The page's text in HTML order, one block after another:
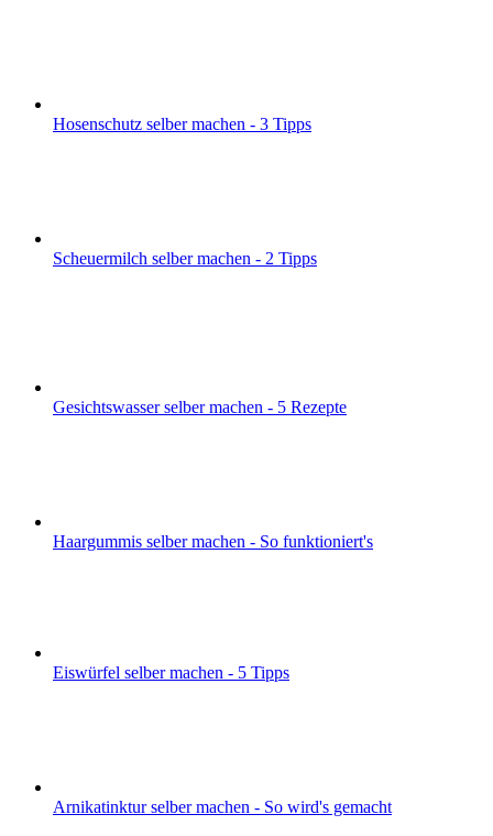
Hosenschutz selber machen - 3 Tipps
Scheuermilch selber machen - 2 Tipps
Gesichtswasser selber machen - 5 Rezepte
Haargummis selber machen - So funktioniert's
Eiswürfel selber machen - 5 Tipps
Arnikatinktur selber machen - So wird's gemacht